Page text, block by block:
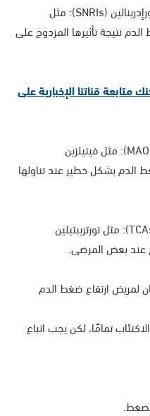
2- مثبطات استرداد السيروتونين والنورإدرينالين (SNRIs): مثل
الدم نتيجة تأثيرها المزدوج على
ما يخص"عرب 48" يمكنك متابعة قناتنا الإخبارية على
3- مثبطات أكسيداز أحادي الأمين (MAOIs): مثل فينيلزين
الدم بشكل خطير عند تناولها
4-مضادات الاكتئاب ثلاثية الحلقات (TCAs): مثل نورتريبتيلين
عند بعض المرضى.
لمريض ارتفاع ضغط الدم
تمامًا، لكن يجب اتباع